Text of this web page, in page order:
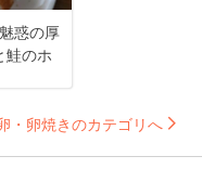
惑の厚
鮭のホ
・卵焼きのカテゴリへ